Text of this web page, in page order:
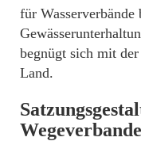
für
begnügt sich mit
Land.